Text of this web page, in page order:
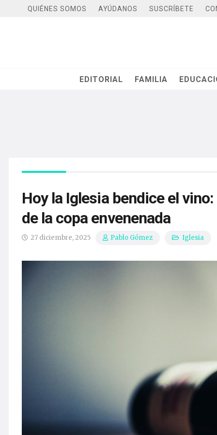
QUIÉNES SOMOS AYÚDANOS SUSCRÍBETE
EDITORIAL FAMILIA
Hoy la Iglesia bendice el
de la copa envenenada
27 diciembre, 2025 Pablo Gómez Iglesia